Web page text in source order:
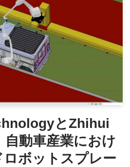
とZhihui
動車産業におけ
ボットスプレー